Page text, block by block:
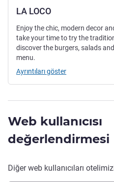
LA LOCO
Enjoy the chic, modern decor
take your time to try the
discover the burgers, salads
menu.
Ayrıntıları göster
Web kullanıcısı
değerlendirmesi
Diğer web kullanıcıları